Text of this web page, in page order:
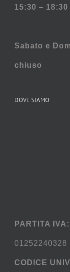
15:30 – 18:30
Sabato e
chiuso
DOVE SIAMO
PARTITA IVA:
01252240328
CODICE